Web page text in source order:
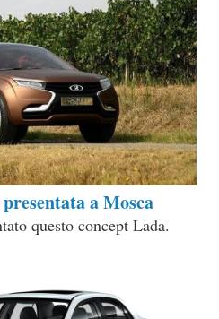
a Mosca
questo concept Lada.